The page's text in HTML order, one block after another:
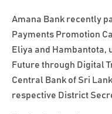
Amana Bank recently
Payments Promotion
Eliya and Hambantota,
Future through Digital
Central Bank of Sri
respective District